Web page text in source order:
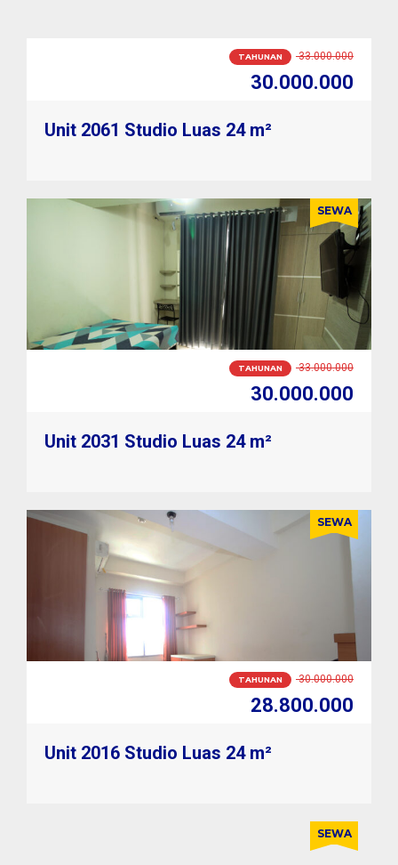
BULANAN 2.900.000
2.600.000
Unit 2061 Studio Luas 24 m²
SEWA
BULANAN 2.900.000
2.600.000
Unit 2031 Studio Luas 24 m²
SEWA
BULANAN 2.800.000
2.500.000
Unit 2016 Studio Luas 24 m²
SEWA